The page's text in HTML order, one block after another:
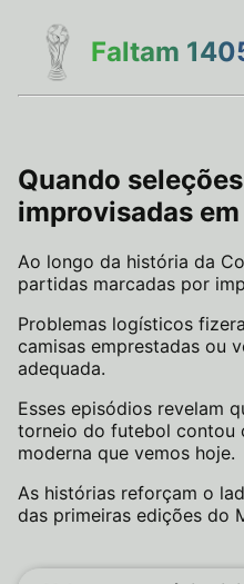
Faltam
Quando
improvisadas
Ao longo da história da
partidas marcadas por
Problemas logísticos
camisas emprestadas ou
adequada.
Esses episódios revelam
torneio do futebol contou
moderna que vemos hoje.
As histórias reforçam o
das primeiras edições do